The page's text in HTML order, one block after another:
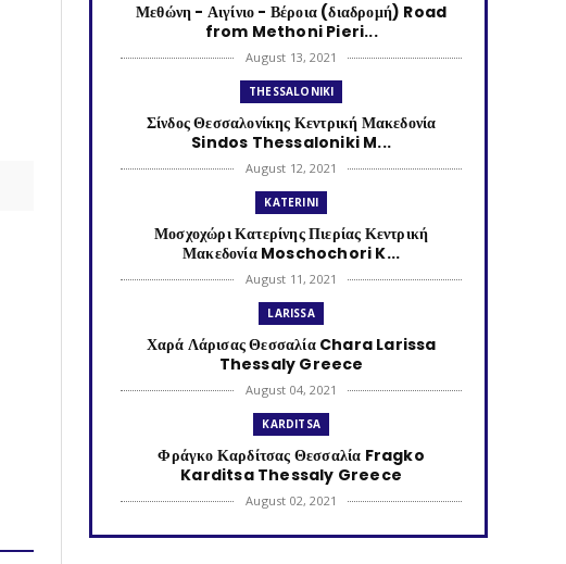
Μεθώνη - Αιγίνιο - Βέροια (διαδρομή) Road
from Methoni Pieri...
August 13, 2021
THESSALONIKI
Σίνδος Θεσσαλονίκης Κεντρική Μακεδονία
Sindos Thessaloniki M...
August 12, 2021
KATERINI
Μοσχοχώρι Κατερίνης Πιερίας Κεντρική
Μακεδονία Moschochori K...
August 11, 2021
LARISSA
Χαρά Λάρισας Θεσσαλία Chara Larissa
Thessaly Greece
August 04, 2021
KARDITSA
Φράγκο Καρδίτσας Θεσσαλία Fragko
Karditsa Thessaly Greece
August 02, 2021
KATERINI